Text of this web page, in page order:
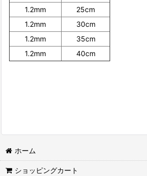
1.2mm
25cm
1.2mm
30cm
1.2mm
35cm
1.2mm
40cm
ホーム
ショッピングカート